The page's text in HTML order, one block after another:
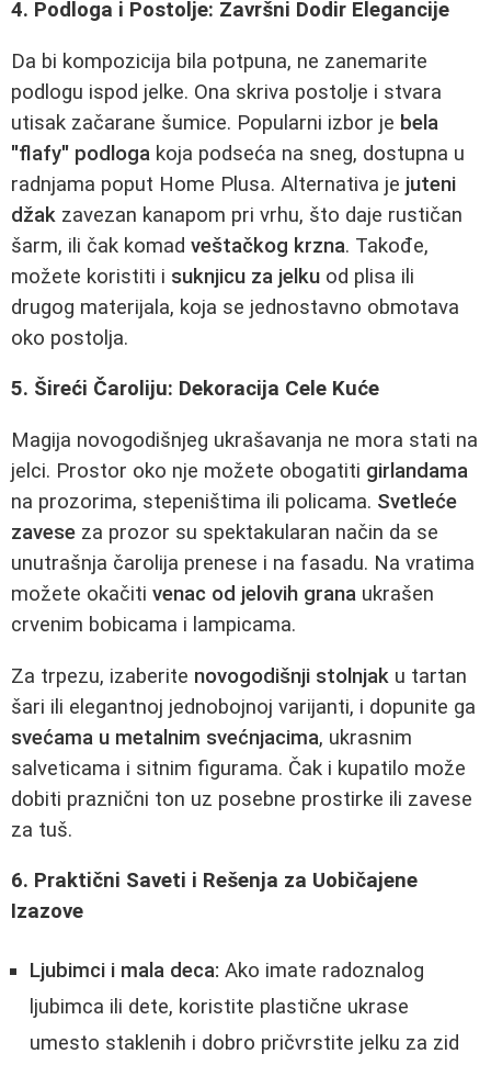
4. Podloga i Postolje: Završni Dodir Elegancije
Da bi kompozicija bila potpuna, ne zanemarite
podlogu ispod jelke. Ona skriva postolje i stvara
utisak začarane šumice. Popularni izbor je bela
"flafy" podloga koja podseća na sneg, dostupna u
radnjama poput Home Plusa. Alternativa je juteni
džak zavezan kanapom pri vrhu, što daje rustičan
šarm, ili čak komad veštačkog krzna. Takođe,
možete koristiti i suknjicu za jelku od plisa ili
drugog materijala, koja se jednostavno obmotava
oko postolja.
5. Šireći Čaroliju: Dekoracija Cele Kuće
Magija novogodišnjeg ukrašavanja ne mora stati na
jelci. Prostor oko nje možete obogatiti girlandama
na prozorima, stepeništima ili policama. Svetleće
zavese za prozor su spektakularan način da se
unutrašnja čarolija prenese i na fasadu. Na vratima
možete okačiti venac od jelovih grana ukrašen
crvenim bobicama i lampicama.
Za trpezu, izaberite novogodišnji stolnjak u tartan
šari ili elegantnoj jednobojnoj varijanti, i dopunite ga
svećama u metalnim svećnjacima, ukrasnim
salveticama i sitnim figurama. Čak i kupatilo može
dobiti praznični ton uz posebne prostirke ili zavese
za tuš.
6. Praktični Saveti i Rešenja za Uobičajene
Izazove
Ljubimci i mala deca: Ako imate radoznalog
ljubimca ili dete, koristite plastične ukrase
umesto staklenih i dobro pričvrstite jelku za zid